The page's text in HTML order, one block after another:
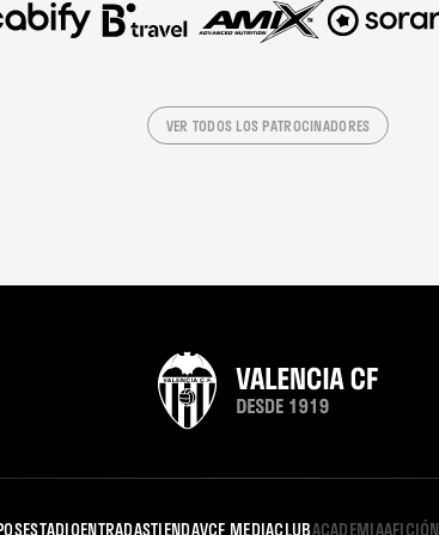
VER TODOS LOS PATROCINADORES
ESTADIOENTRADASTIENDAVCF MEDIACLUBACADEMIAAFICIÓN